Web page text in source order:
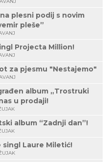
plesni podij s novim
pleše”
Projecta Million!
za pjesmu "Nestajemo"
album „Trostruki
u prodaji!
album “Zadnji dan”!
singl Laure Miletić!